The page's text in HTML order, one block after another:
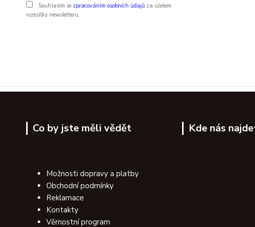
Souhlasím se zpracováním osobních údajů za účelem
rozesílky newsletteru.
Co by jste měli vědět
Možnosti dopravy a platby
Obchodní podmínky
Reklamace
Kontakty
Věrnostní program
Kde nás